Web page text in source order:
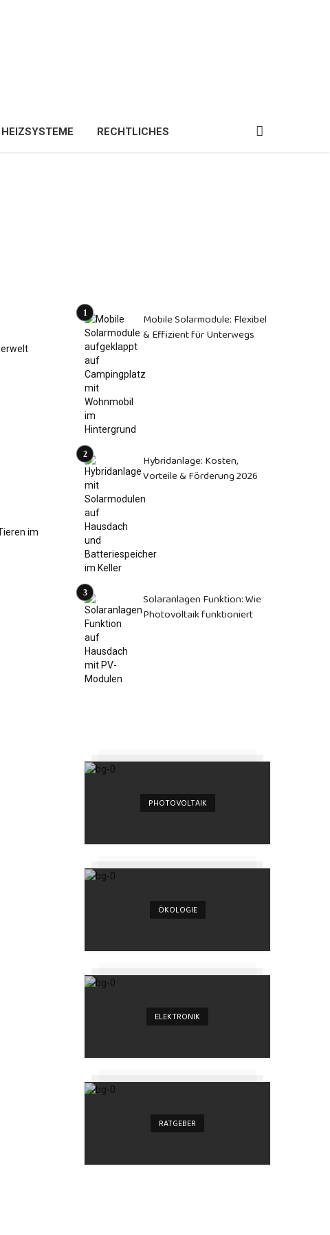
HEIZSYSTEME RECHTLICHES
Mobile Solarmodule: Flexibel
& Effizient für Unterwegs
Hybridanlage: Kosten,
Vorteile & Förderung 2026
Solaranlagen Funktion: Wie
Photovoltaik funktioniert
PHOTOVOLTAIK
ÖKOLOGIE
ELEKTRONIK
RATGEBER